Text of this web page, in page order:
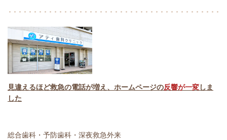
見違えるほど救急の電話が増え、ホームページの反響が一変しま
した
総合歯科・予防歯科・深夜救急外来